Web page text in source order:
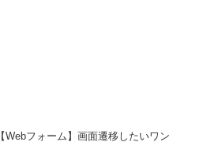
【Webフォーム】画面遷移したいワン